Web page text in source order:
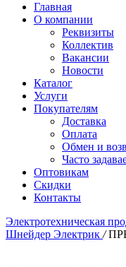
Главная
О компании
Реквизиты
Коллектив
Вакансии
Новости
Каталог
Услуги
Покупателям
Доставка
Оплата
Обмен и
Часто
Оптовикам
Скидки
Контакты
Электротехническая
Шнейдер Электрик /